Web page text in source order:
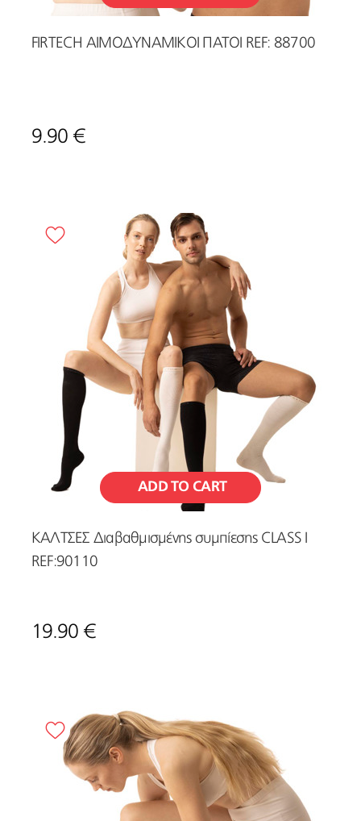
FIRTECH ΑΙΜΟΔΥΝΑΜΙΚΟΙ ΠΑΤΟΙ REF: 88700
9.90 €
ADD TO CART
ΚΑΛΤΣΕΣ Διαβαθμισμένης συμπίεσης CLASS I
REF:90110
19.90 €